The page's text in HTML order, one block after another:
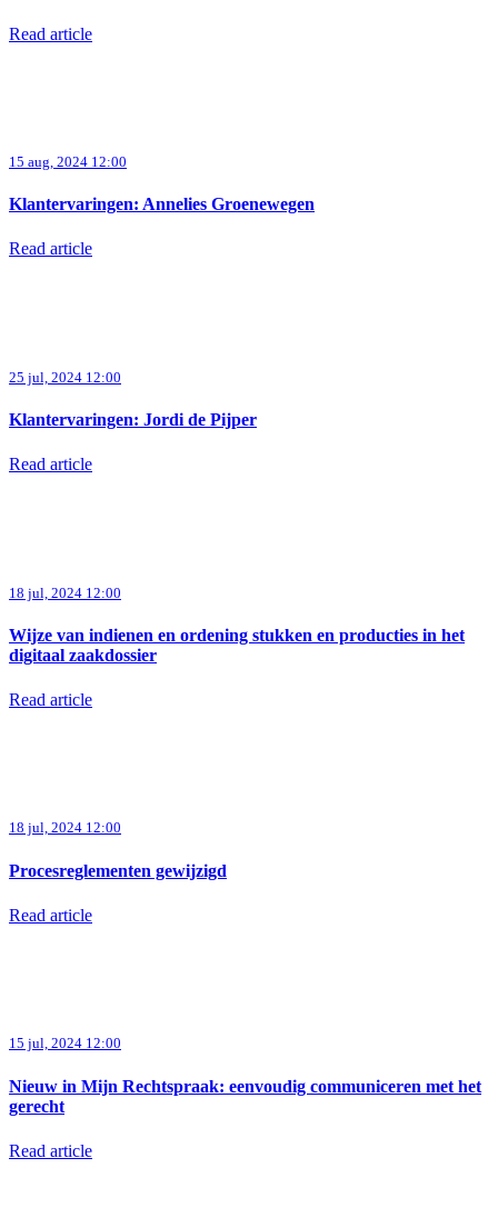
Read article
15 aug, 2024 12:00
Klantervaringen: Annelies Groenewegen
Read article
25 jul, 2024 12:00
Klantervaringen: Jordi de Pijper
Read article
18 jul, 2024 12:00
Wijze van indienen en ordening stukken en producties in het
digitaal zaakdossier
Read article
18 jul, 2024 12:00
Procesreglementen gewijzigd
Read article
15 jul, 2024 12:00
Nieuw in Mijn Rechtspraak: eenvoudig communiceren met het
gerecht
Read article